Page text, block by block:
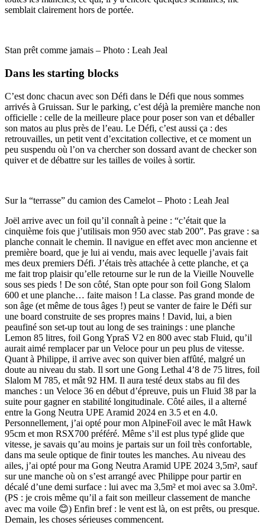
semblait clairement hors de portée.
Stan prêt comme jamais – Photo : Leah Jeal
Dans les starting blocks
C’est donc chacun avec son Défi dans le Défi que nous sommes
arrivés à Gruissan. Sur le parking, c’est déjà la première manche non
officielle : celle de la meilleure place pour poser son van et déballer
son matos au plus près de l’eau. Le Défi, c’est aussi ça : des
retrouvailles, un petit vent d’excitation collective, et ce moment un
peu suspendu où l’on va chercher son dossard avant de checker son
quiver et de débattre sur les tailles de voiles à sortir.
Sur la “terrasse” du camion des Camelot – Photo : Leah Jeal
Joël arrive avec un foil qu’il connaît à peine : “c’était que la
cinquième fois que j’utilisais mon 950 avec stab 200”. Pas grave : sa
planche connait le chemin. Il navigue en effet avec mon ancienne et
première board, que je lui ai vendu, mais avec lequelle j’avais fait
mes deux premiers Défi. J’étais très attachée à cette planche, et ça
me fait trop plaisir qu’elle retourne sur le run de la Vieille Nouvelle
sous ses pieds ! De son côté, Stan opte pour son foil Gong Slalom
600 et une planche… faite maison ! La classe. Pas grand monde de
son âge (et même de tous âges !) peut se vanter de faire le Défi sur
une board construite de ses propres mains ! David, lui, a bien
peaufiné son set-up tout au long de ses trainings : une planche
Lemon 85 litres, foil Gong YpraS V2 en 800 avec stab Fluid, qu’il
aurait aimé remplacer par un Veloce pour un peu plus de vitesse.
Quant à Philippe, il arrive avec son quiver bien affûté, malgré un
doute au niveau du stab. Il sort une Gong Lethal 4’8 de 75 litres, foil
Slalom M 785, et mât 92 HM. Il aura testé deux stabs au fil des
manches : un Veloce 36 en début d’épreuve, puis un Fluid 38 par la
suite pour gagner en stabilité longitudinale. Côté ailes, il a alterné
entre la Gong Neutra UPE Aramid 2024 en 3.5 et en 4.0.
Personnellement, j’ai opté pour mon AlpineFoil avec le mât Hawk
95cm et mon RSX700 préféré. Même s’il est plus typé glide que
vitesse, je savais qu’au moins je partais sur un foil très confortable,
dans ma seule optique de finir toutes les manches. Au niveau des
ailes, j’ai opté pour ma Gong Neutra Aramid UPE 2024 3,5m², sauf
sur une manche où on s’est arrangé avec Philippe pour partir en
décalé d’une demi surface : lui avec ma 3,5m² et moi avec sa 3.0m².
(PS : je crois même qu’il a fait son meilleur classement de manche
avec ma voile 😊) Enfin bref : le vent est là, on est prêts, ou presque.
Demain, les choses sérieuses commencent.